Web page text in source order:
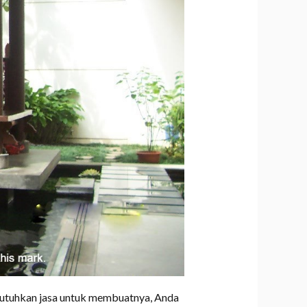
jasa untuk membuatnya, Anda